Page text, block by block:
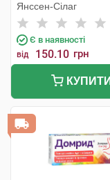
Янссен-Сілаг
Є в наявності
від 150.10 грн
КУПИТИ